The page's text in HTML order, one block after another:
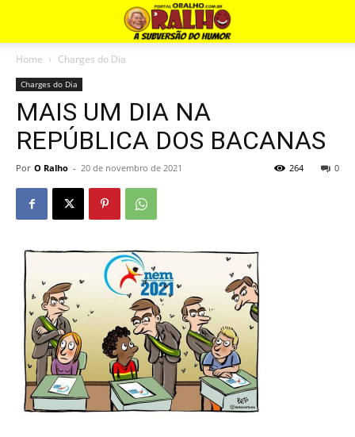
Home Charges do Dia
Charges do Dia
MAIS UM DIA NA
REPÚBLICA DOS BACANAS
Por O Ralho - 20 de novembro de 2021 0
264